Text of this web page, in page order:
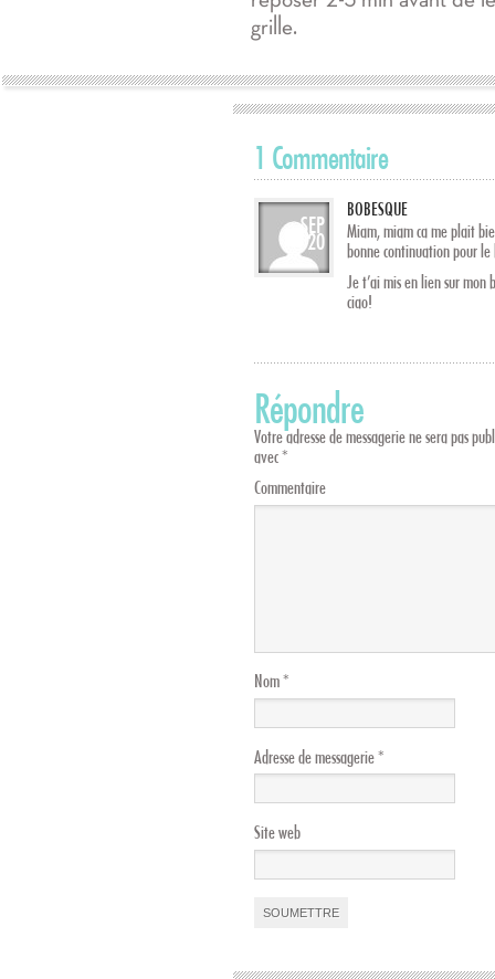
grille.
1 Commentaire
SEP
20
BOBESQUE
Miam, miam ca me plait
bonne continuation pour le
Je t’ai mis en lien sur
ciao!
Répondre
Votre adresse de messagerie ne sera pas
avec*
Commentaire
Nom*
Adresse de messagerie*
Site web